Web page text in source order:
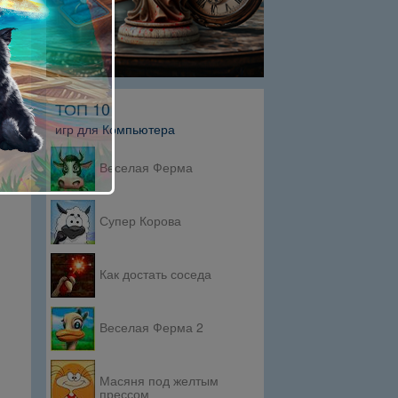
ТОП 10
игр для Компьютера
Веселая Ферма
Супер Корова
Как достать соседа
Веселая Ферма 2
Масяня под желтым
прессом